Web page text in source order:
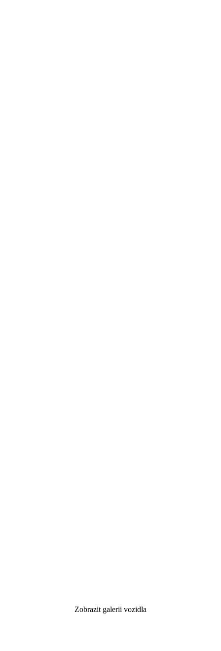
Zobrazit galerii vozidla